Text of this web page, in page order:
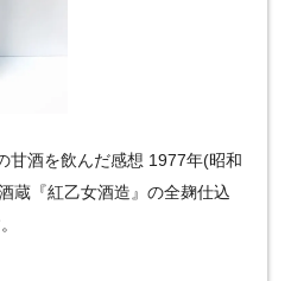
甘酒を飲んだ感想 1977年(昭和
蔵『紅乙女酒造』の全麹仕込